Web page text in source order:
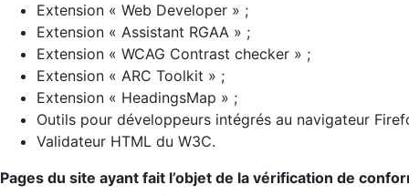
Extension « Web Developer » ;
Extension « Assistant RGAA » ;
Extension « WCAG Contrast checker » ;
Extension « ARC Toolkit » ;
Extension « HeadingsMap » ;
Outils pour développeurs intégrés au navigateur
Validateur HTML du W3C.
Pages du site ayant fait l’objet de la vérification de